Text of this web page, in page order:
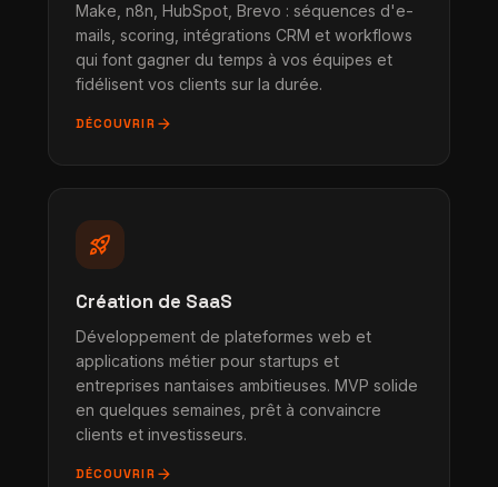
Make, n8n, HubSpot, Brevo : séquences d'e-
mails, scoring, intégrations CRM et workflows
qui font gagner du temps à vos équipes et
fidélisent vos clients sur la durée.
DÉCOUVRIR arrow_forward
rocket_launch
Création de SaaS
Développement de plateformes web et
applications métier pour startups et
entreprises nantaises ambitieuses. MVP solide
en quelques semaines, prêt à convaincre
clients et investisseurs.
DÉCOUVRIR arrow_forward